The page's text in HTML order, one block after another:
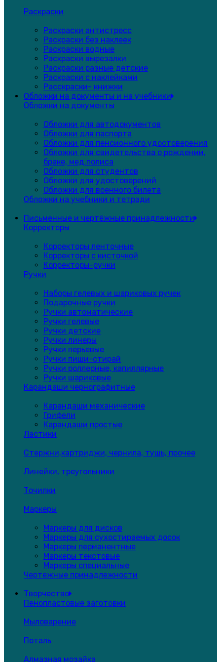
Раскраски
Раскраски антистресс
Раскраски без наклеек
Раскраски водные
Раскраски вырезалки
Раскраски разные детские
Раскраски с наклейками
Расскраски- книжки
Обложки на документы и на учебники
Обложки на документы
Обложки для автодокументов
Обложки для паспорта
Обложки для пенсионного удостоверения
Обложки для свидетельства о рождении,
браке, мед.полиса
Обложки для студентов
Обложки для удостоверений
Обложки для военного билета
Обложки на учебники и тетради
Письменные и чертёжные принадлежности
Корректоры
Корректоры ленточные
Корректоры с кисточкой
Корректоры-ручки
Ручки
Наборы гелевых и шариковых ручек
Подарочные ручки
Ручки автоматические
Ручки гелевые
Ручки детские
Ручки линеры
Ручки перьевые
Ручки пиши-стирай
Ручки роллерные, капиллярные
Ручки шариковые
Карандаши чернографитные
Карандаши механические
Грифели
Карандаши простые
Ластики
Стержни,картриджи, чернила, тушь, прочее
Линейки, треугольники
Точилки
Маркеры
Маркеры для дисков
Маркеры для сухостираемых досок
Маркеры перманентные
Маркеры текстовые
Маркеры специальные
Чертежные принадлежности
Творчество
Пенопластовые заготовки
Мыловарение
Поталь
Алмазная мозайка